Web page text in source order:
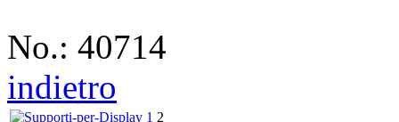
No.: 40714
indietro
1 2